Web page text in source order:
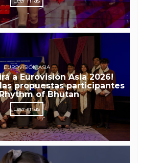
EUROVISIÓN ASIA
a Eurovisión Asia 2026!
propuestas participantes
of Bhutan
Leer más